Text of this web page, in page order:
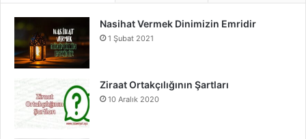
b
o
u
e
a
r
Nasihat Vermek Dinimizin Emridir
1 Şubat 2021
Ziraat Ortakçılığının Şartları
10 Aralık 2020